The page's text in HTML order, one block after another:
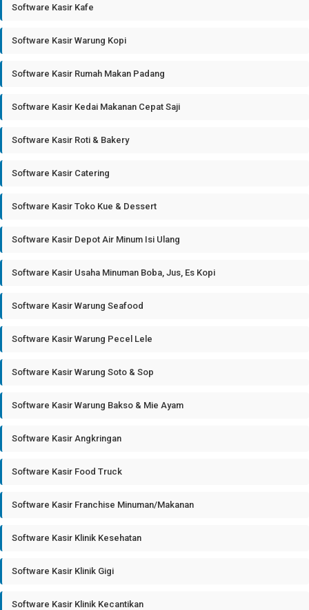
Software Kasir Kafe
Software Kasir Warung Kopi
Software Kasir Rumah Makan Padang
Software Kasir Kedai Makanan Cepat Saji
Software Kasir Roti & Bakery
Software Kasir Catering
Software Kasir Toko Kue & Dessert
Software Kasir Depot Air Minum Isi Ulang
Software Kasir Usaha Minuman Boba, Jus, Es Kopi
Software Kasir Warung Seafood
Software Kasir Warung Pecel Lele
Software Kasir Warung Soto & Sop
Software Kasir Warung Bakso & Mie Ayam
Software Kasir Angkringan
Software Kasir Food Truck
Software Kasir Franchise Minuman/Makanan
Software Kasir Klinik Kesehatan
Software Kasir Klinik Gigi
Software Kasir Klinik Kecantikan